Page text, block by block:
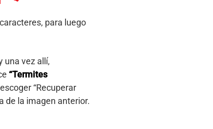
para luego
una vez allí,
“Termites
“Recuperar
de la imagen anterior.